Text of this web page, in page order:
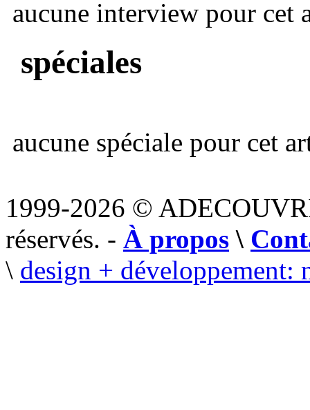
aucune interview pour cet
spéciales
aucune spéciale pour cet
1999-2026 ©
réservés. - À propos \
\ design + développement: